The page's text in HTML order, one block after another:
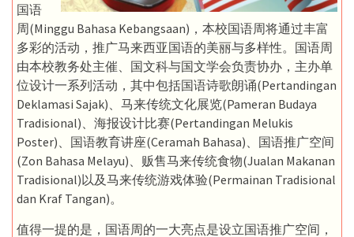
国语
周(Minggu Bahasa Kebangsaan)，本校国语周将通过丰富
多彩的活动，推广马来西亚国语的美丽与多样性。国语周
由本校教务处主催、国文科与国文学会负责协办，主办单
位设计一系列活动，其中包括国语诗歌朗诵(Pertandingan
Deklamasi Sajak)、马来传统文化展览(Pameran Budaya
Tradisional)、海报设计比赛(Pertandingan Melukis
Poster)、国语教育讲座(Ceramah Bahasa)、国语推广空间
(Zon Bahasa Melayu)、贩售马来传统食物(Jualan Makanan
Tradisional)以及马来传统游戏体验(Permainan Tradisional
dan Kraf Tangan)。
值得一提的是，国语周的一大亮点是设立国语推广空间，